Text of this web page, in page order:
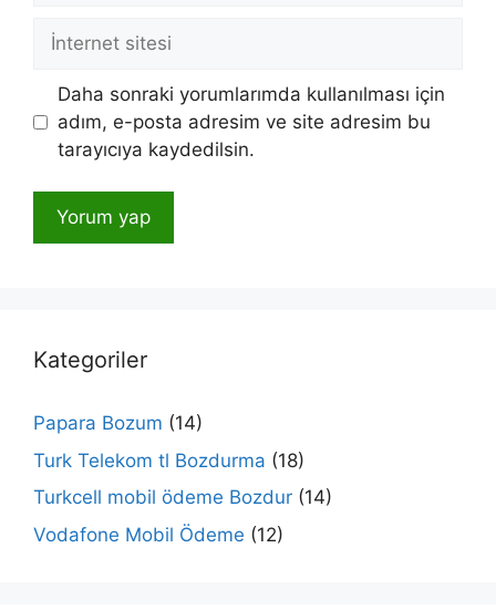
İnternet
sitesi
Daha sonraki yorumlarımda kullanılması için
adım, e-posta adresim ve site adresim bu
tarayıcıya kaydedilsin.
Kategoriler
Papara Bozum (14)
Turk Telekom tl Bozdurma (18)
Turkcell mobil ödeme Bozdur (14)
Vodafone Mobil Ödeme (12)